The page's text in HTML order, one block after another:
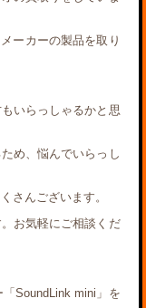
ーカーの製品を取り
いらっしゃるかと思
め、悩んでいらっし
さんございます。
お気軽にご相談くだ
SoundLink mini」を